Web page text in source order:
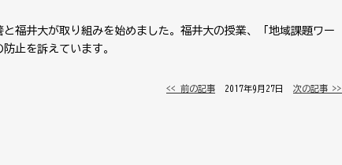
福井大が取り組みを始めました。福井大の授業、「地域課題ワー
止を訴えています。
<< 前の記事 │ 2017年9月27日 │ 次の記事 >>